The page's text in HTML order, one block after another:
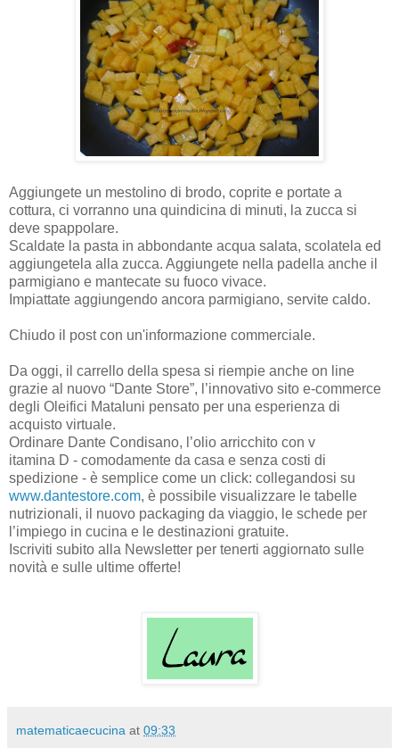
Aggiungete un mestolino di brodo, coprite e portate a
cottura, ci vorranno una quindicina di minuti, la zucca si
deve spappolare.
Scaldate la pasta in abbondante acqua salata, scolatela ed
aggiungetela alla zucca. Aggiungete nella padella anche il
parmigiano e mantecate su fuoco vivace.
Impiattate aggiungendo ancora parmigiano, servite caldo.
Chiudo il post con un'informazione commerciale.
Da oggi, il carrello della spesa si riempie anche on line
grazie al nuovo “Dante Store”, l’innovativo sito e-commerce
degli Oleifici Mataluni pensato per una esperienza di
acquisto virtuale.
Ordinare Dante Condisano, l’olio arricchito con v
itamina D - comodamente da casa e senza costi di
spedizione - è semplice come un click: collegandosi su
www.dantestore.com, è possibile visualizzare le tabelle
nutrizionali, il nuovo packaging da viaggio, le schede per
l’impiego in cucina e le destinazioni gratuite.
Iscriviti subito alla Newsletter per tenerti aggiornato sulle
novità e sulle ultime offerte!
matematicaecucina at 09:33